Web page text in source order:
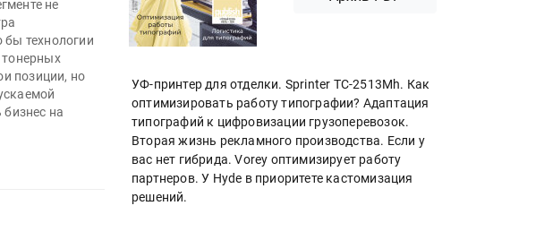
не
технологии
позиции, но
на
УФ-принтер для отделки. Sprinter ТС-2513Mh. Как
оптимизировать работу типографии? Адаптация
типографий к цифровизации грузоперевозок.
Вторая жизнь рекламного производства. Если у
вас нет гибрида. Vorey оптимизирует работу
партнеров. У Hyde в приоритете кастомизация
решений.